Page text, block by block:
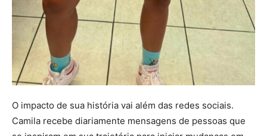
O impacto de sua história vai além das redes sociais.
Camila recebe diariamente mensagens de pessoas que